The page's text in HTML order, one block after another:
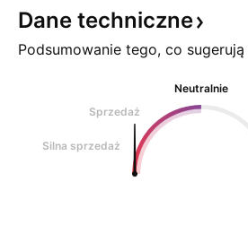
Boombit, która zajmuje się
tworzeniem gier na urządzenia
mobilne
Dane techniczne
Podsumowanie tego, co sugerują
Neutralnie
Sprzedaż
Silna sprzedaż